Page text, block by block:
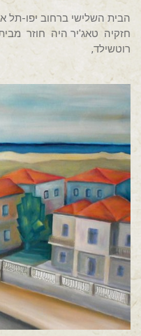
הבית השלישי ברחוב יפו-
חזקיה טאג'יר היה חוזר
רוטשילד,